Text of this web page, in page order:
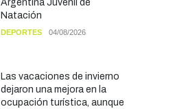
Argentina Juvenil de
Natación
DEPORTES 04/08/2026
Las vacaciones de invierno
dejaron una mejora en la
ocupación turística, aunque